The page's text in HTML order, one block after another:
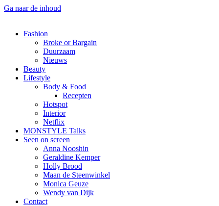
Ga naar de inhoud
Fashion
Broke or Bargain
Duurzaam
Nieuws
Beauty
Lifestyle
Body & Food
Recepten
Hotspot
Interior
Netflix
MONSTYLE Talks
Seen on screen
Anna Nooshin
Geraldine Kemper
Holly Brood
Maan de Steenwinkel
Monica Geuze
Wendy van Dijk
Contact